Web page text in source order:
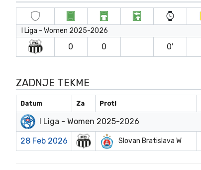
I Liga - Women 2025-2026
0 0 0′
ZADNJE TEKME
Datum Za Proti
I Liga - Women 2025-2026
28 Feb 2026 Slovan Bratislava W